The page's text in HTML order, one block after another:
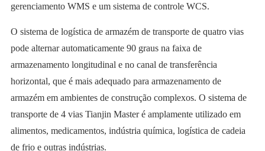
gerenciamento WMS e um sistema de controle WCS.
O sistema de logística de armazém de transporte de quatro vias
pode alternar automaticamente 90 graus na faixa de
armazenamento longitudinal e no canal de transferência
horizontal, que é mais adequado para armazenamento de
armazém em ambientes de construção complexos. O sistema de
transporte de 4 vias Tianjin Master é amplamente utilizado em
alimentos, medicamentos, indústria química, logística de cadeia
de frio e outras indústrias.